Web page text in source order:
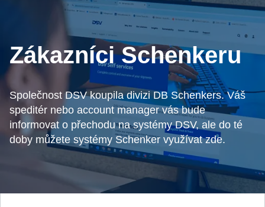
Zákazníci Schenkeru
Společnost DSV koupila divizi DB Schenkers. Váš
speditér nebo account manager vás bude
informovat o přechodu na systémy DSV, ale do té
doby můžete systémy Schenker využívat zde.